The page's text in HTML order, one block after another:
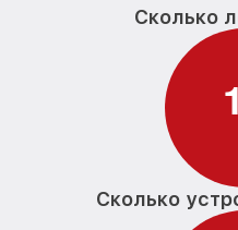
Сколько
1
Сколько